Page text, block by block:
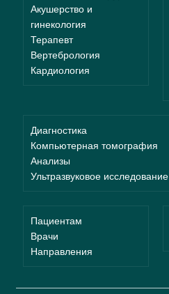
Акушерство и
гинекология
Терапевт
Вертебрология
Кардиология
Диагностика
Компьютерная томография
Анализы
Ультразвуковое исследование
Пациентам
Врачи
Направления